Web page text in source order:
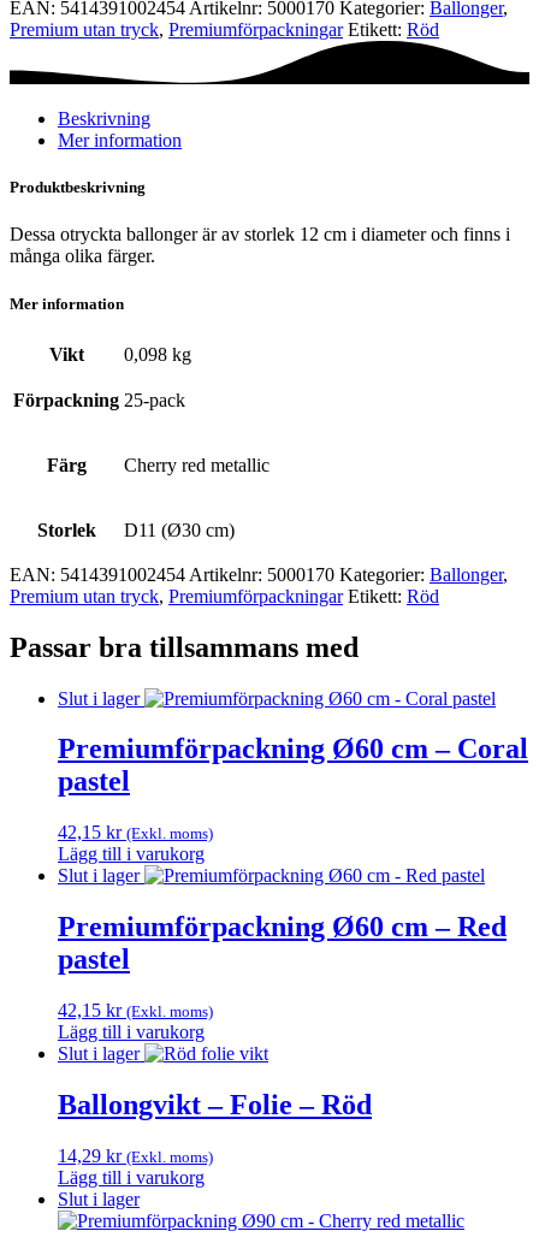
-
Cherry
metallic
mängd
EAN: 5414391002454 Artikelnr: 5000170 Kategorier: Ballonger,
Premium utan tryck, Premium­förpackningar Etikett: Röd
Beskrivning
Mer information
Produktbeskrivning
Dessa otryckta ballonger är av storlek 12 cm i diameter och finns i
många olika färger.
Mer information
Vikt 0,098 kg
Förpackning 25-pack
Färg Cherry red metallic
Storlek D11 (Ø30 cm)
EAN: 5414391002454 Artikelnr: 5000170 Kategorier: Ballonger,
Premium utan tryck, Premium­förpackningar Etikett: Röd
Passar bra tillsammans med
Slut i lager
Premiumförpackning Ø60 cm – Coral
pastel
42,15 kr (Exkl. moms)
Lägg till i varukorg
Slut i lager
Premiumförpackning Ø60 cm – Red
pastel
42,15 kr (Exkl. moms)
Lägg till i varukorg
Slut i lager
Ballongvikt – Folie – Röd
14,29 kr (Exkl. moms)
Lägg till i varukorg
Slut i lager